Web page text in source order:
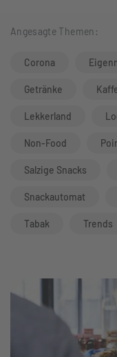
Angesagte Themen:
Corona
Getränke
Lekkerland
Non-Food
Salzige Snacks
Snackautomat
Tabak Trends